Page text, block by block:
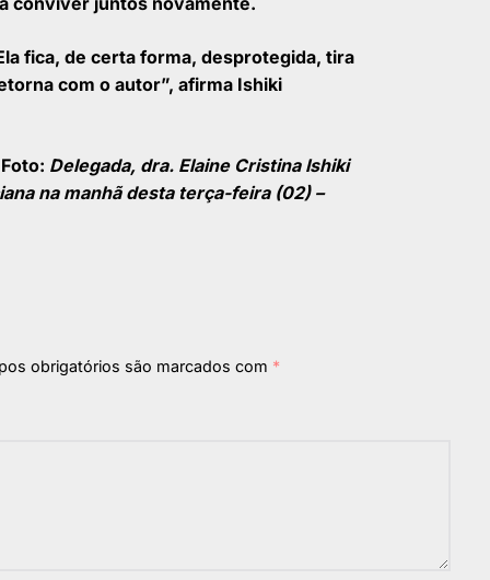
fica, de certa forma, desprotegida, tira
com o autor”, afirma Ishiki
Delegada, dra. Elaine Cristina Ishiki
na manhã desta terça-feira (02) –
obrigatórios são marcados com *